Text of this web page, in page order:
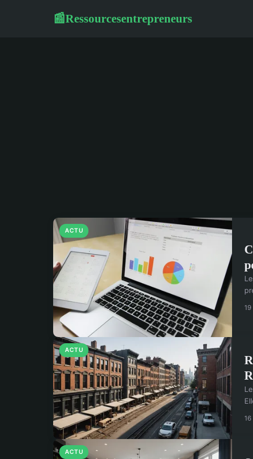
📰Ressourcesentrepreneurs
ACTU
ACTU
ACTU